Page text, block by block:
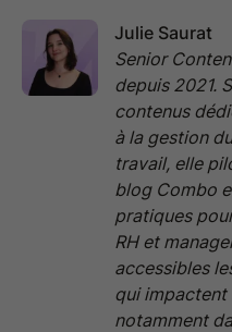
Julie Saurat
Senior
depuis 2021.
contenus
à la gestion
travail, elle
blog Combo
pratiques
RH et
accessibles
qui impactent
notamment